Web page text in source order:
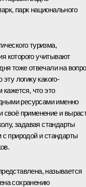
парк национального
туризма,
которого учитывают
тоже отвечали на
логику какого-
кажется, что это
ресурсами именно
своё применение и
задавая стандарты
с природой и стандарты
называется
сохранению